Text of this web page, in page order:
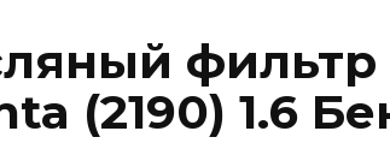
фильтр
(2190) 1.6